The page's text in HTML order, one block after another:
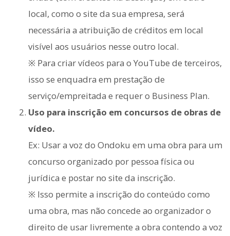
local, como o site da sua empresa, será
necessária a atribuição de créditos em local
visível aos usuários nesse outro local.
※ Para criar vídeos para o YouTube de terceiros,
isso se enquadra em prestação de
serviço/empreitada e requer o Business Plan.
Uso para inscrição em concursos de obras de
vídeo.
Ex: Usar a voz do Ondoku em uma obra para um
concurso organizado por pessoa física ou
jurídica e postar no site da inscrição.
※ Isso permite a inscrição do conteúdo como
uma obra, mas não concede ao organizador o
direito de usar livremente a obra contendo a voz